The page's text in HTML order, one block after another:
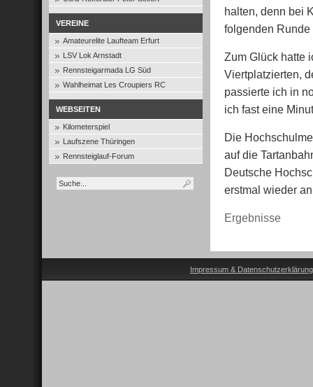
VEREINE
Amateurelite Laufteam Erfurt
LSV Lok Arnstadt
Rennsteigarmada LG Süd
Wahlheimat Les Croupiers RC
WEBSEITEN
Kilometerspiel
Laufszene Thüringen
Rennsteiglauf-Forum
halten, denn bei
folgenden Runde
Zum Glück hatte
Viertplatzierten,
passierte ich in
ich fast eine
Die
auf die
Deutsche
erstmal wieder
Ergebnisse
Impressum & Datenschutzerklärung